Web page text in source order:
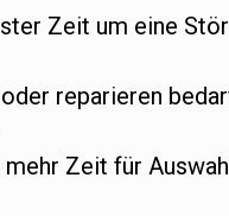
Zeit um eine
reparieren
Zeit für